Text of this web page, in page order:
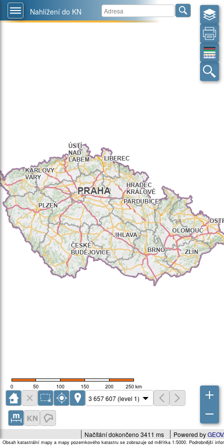
Nahlížení do KN
Powered by
Načítání dokončeno 3411 ms
Obsah katastrální mapy a mapy pozemkového katastru se zobrazuje od měřítka 1:5000. Podrobnější